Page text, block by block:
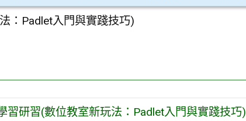
：Padlet入門與實踐技巧)
習研習(數位教室新玩法：Padlet入門與實踐技巧)